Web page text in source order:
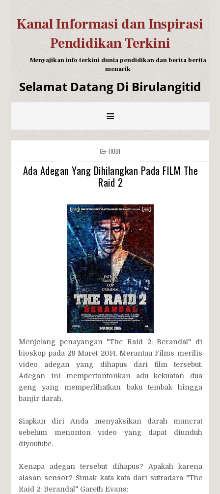
Kanal Informasi dan Inspirasi
Pendidikan Terkini
Menyajikan info terkini dunia pendidikan dan berita berita
menarik
Selamat Datang Di Birulangitid
≡
HOBI
Ada Adegan Yang Dihilangkan Pada FILM The
Raid 2
Menjelang penayangan "The Raid 2: Berandal" di
bioskop pada 28 Maret 2014, Merantau Films merilis
video adegan yang dihapus dari film tersebut.
Adegan ini mempertontonkan adu kekuatan dua
geng yang memperlihatkan baku tembak hingga
banjir darah.
Siapkan diri Anda menyaksikan darah muncrat
sebelum menonton video yang dapat diunduh
diyoutube.
Kenapa adegan tersebut dihapus? Apakah karena
alasan sensor? Simak kata-kata dari sutradara "The
Raid 2: Berandal" Gareth Evans: